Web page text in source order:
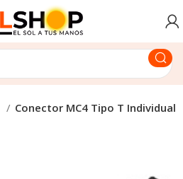
Conector MC4 Tipo T Individual